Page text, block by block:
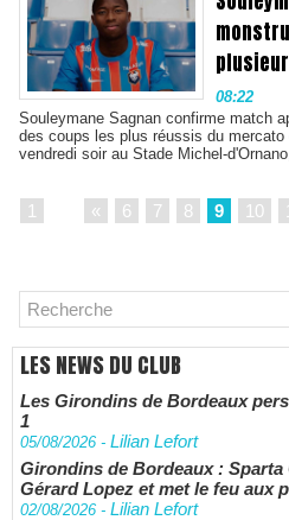
08:22
Souleymane Sagnan confirme match
des coups les plus réussis du
vendredi soir au Stade Michel-
1 « 6 7 8 9 10
LES NEWS DU CLUB
Les Girondins de Bordeaux
1
05/08/2026 - Lilian Lefort
Girondins de Bordeaux : Sparta
Gérard Lopez et met le feu aux
02/08/2026 - Lilian Lefort